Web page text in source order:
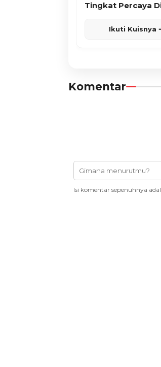
Tingkat Percaya
Ikuti Kuisnya
Komentar
Isi komentar sepenuhnya